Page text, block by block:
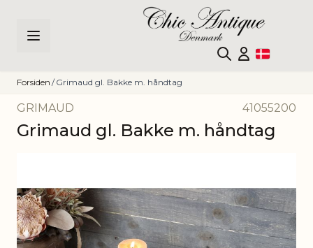
Forsiden / Grimaud gl. Bakke m. håndtag
GRIMAUD 41055200
Grimaud gl. Bakke m. håndtag